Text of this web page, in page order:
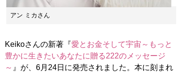
アン ミカさん
Keikoさんの新著『愛とお金そして宇宙～もっと
豊かに生きたいあなたに贈る222のメッセージ
～ 』が、6月24日に発売されました。本に刻まれ